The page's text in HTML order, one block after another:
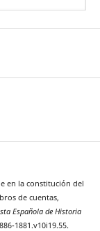
en la constitución del
de cuentas,
Española de Historia
1881.v10i19.55.